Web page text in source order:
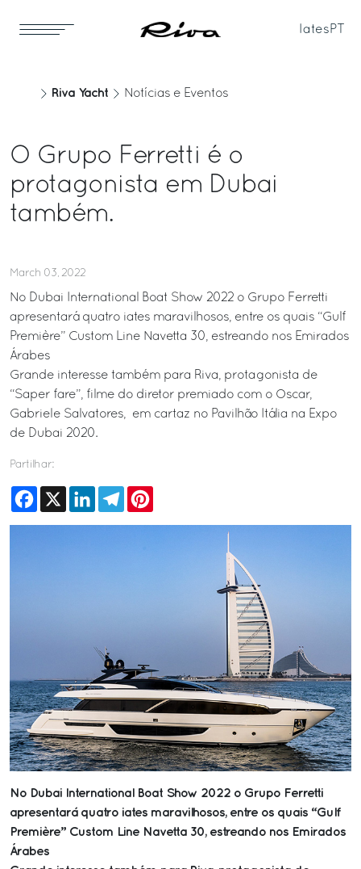
Iates PT
Riva Yacht Notícias e Eventos
O Grupo Ferretti é o
protagonista em Dubai
também.
March 03, 2022
No Dubai International Boat Show 2022 o Grupo Ferretti
apresentará quatro iates maravilhosos, entre os quais “Gulf
Première” Custom Line Navetta 30, estreando nos Emirados
Árabes
Grande interesse também para Riva, protagonista de
“Saper fare”, filme do diretor premiado com o Oscar,
Gabriele Salvatores, em cartaz no Pavilhão Itália na Expo
de Dubai 2020.
Partilhar:
Facebook
X LinkedInTelegram
No Dubai International Boat Show 2022 o Grupo Ferretti
apresentará quatro iates maravilhosos, entre os quais “Gulf
Première” Custom Line Navetta 30, estreando nos Emirados
Árabes